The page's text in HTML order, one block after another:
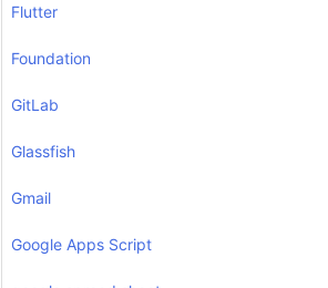
Flutter
Foundation
GitLab
Glassfish
Gmail
Google Apps Script